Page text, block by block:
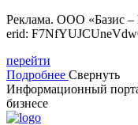
Реклама. ООО «Базис
erid:
перейти
Подробнее Свернуть
Информационный
бизнесе